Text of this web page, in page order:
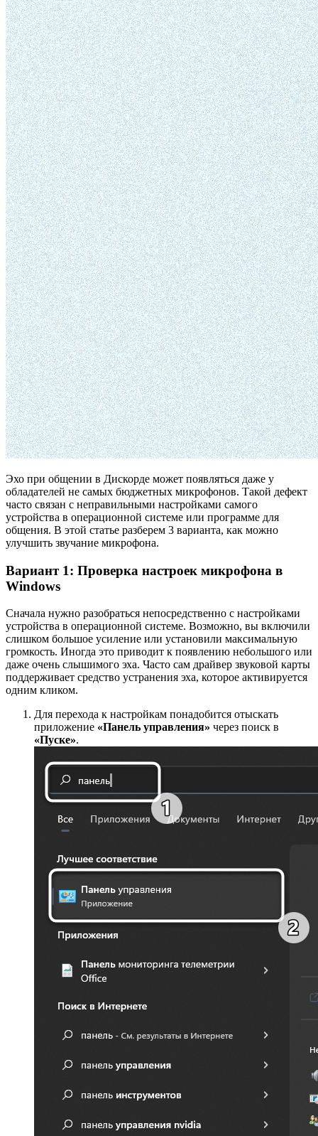
Эхо при общении в Дискорде может появляться даже у
обладателей не самых бюджетных микрофонов. Такой дефект
часто связан с неправильными настройками самого
устройства в операционной системе или программе для
общения. В этой статье разберем 3 варианта, как можно
улучшить звучание микрофона.
Вариант 1: Проверка настроек микрофона в
Windows
Сначала нужно разобраться непосредственно с настройками
устройства в операционной системе. Возможно, вы включили
слишком большое усиление или установили максимальную
громкость. Иногда это приводит к появлению небольшого или
даже очень слышимого эха. Часто сам драйвер звуковой карты
поддерживает средство устранения эха, которое активируется
одним кликом.
Для перехода к настройкам понадобится отыскать
приложение «Панель управления» через поиск в
«Пуске».